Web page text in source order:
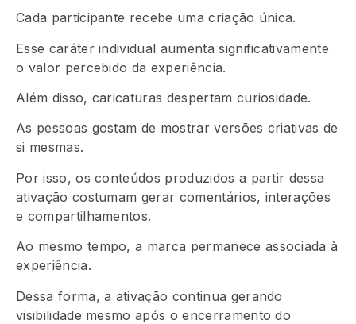
Cada participante recebe uma criação única.
Esse caráter individual aumenta significativamente
o valor percebido da experiência.
Além disso, caricaturas despertam curiosidade.
As pessoas gostam de mostrar versões criativas de
si mesmas.
Por isso, os conteúdos produzidos a partir dessa
ativação costumam gerar comentários, interações
e compartilhamentos.
Ao mesmo tempo, a marca permanece associada à
experiência.
Dessa forma, a ativação continua gerando
visibilidade mesmo após o encerramento do